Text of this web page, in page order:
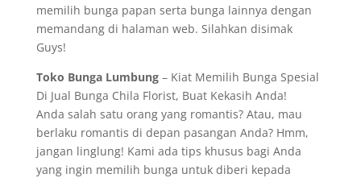
memilih bunga papan serta bunga lainnya dengan
memandang di halaman web. Silahkan disimak
Guys!
Toko Bunga Lumbung– Kiat Memilih Bunga Spesial
Di Jual Bunga Chila Florist, Buat Kekasih Anda!
Anda salah satu orang yang romantis? Atau, mau
berlaku romantis di depan pasangan Anda? Hmm,
jangan linglung! Kami ada tips khusus bagi Anda
yang ingin memilih bunga untuk diberi kepada